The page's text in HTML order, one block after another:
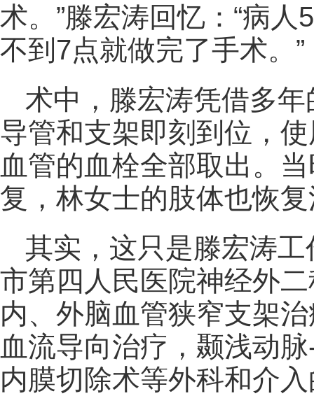
术。”滕宏涛回忆：“病
不到7点就做完了手术。”
术中，滕宏涛凭借多
导管和支架即刻到位，
血管的血栓全部取出。
复，林女士的肢体也恢
其实，这只是滕宏涛
市第四人民医院神经外
内、外脑血管狭窄支架
血流导向治疗，颞浅动
内膜切除术等外科和介